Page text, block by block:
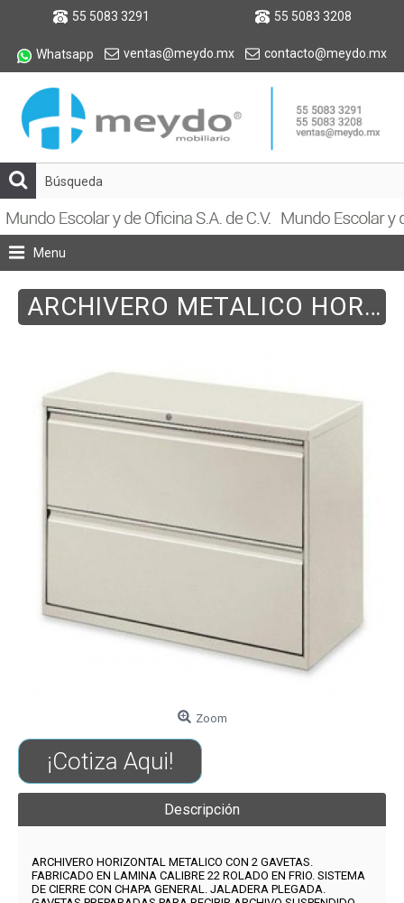
55 5083 3291 55 5083 3208
Whatsapp ventas@meydo.mx contacto@meydo.mx
Menu
ARCHIVERO METALICO HORIZONTAL 2 GAVETAS 100CM
Zoom
¡Cotiza Aqui!
Descripción
ARCHIVERO HORIZONTAL METALICO CON 2 GAVETAS.
FABRICADO EN LAMINA CALIBRE 22 ROLADO EN FRIO. SISTEMA
DE CIERRE CON CHAPA GENERAL. JALADERA PLEGADA.